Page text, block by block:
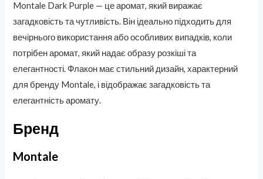
Montale Dark Purple — це аромат, який виражає
загадковість та чутливість. Він ідеально підходить для
вечірнього використання або особливих випадків, коли
потрібен аромат, який надає образу розкіші та
елегантності. Флакон має стильний дизайн, характерний
для бренду Montale, і відображає загадковість та
елегантність аромату.
Бренд
Montale